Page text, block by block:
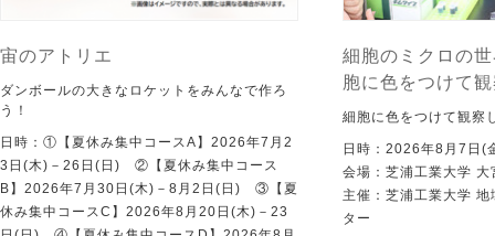
宙のアトリエ
ダンボールの大きなロケットをみんなで作ろ
う！
日時：①【夏休み集中コースA】2026年7月2
3日(木)－26日(日) ②【夏休み集中コース
B】2026年7月30日(木)－8月2日(日) ③【夏
休み集中コースC】2026年8月20日(木)－23
細胞のミクロの
胞に色をつけて
細胞に色をつけて観察
日時：2026年8月7日(
会場：芝浦工業大学 大
主催：芝浦工業大学
ター